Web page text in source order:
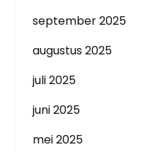
september 2025
augustus 2025
juli 2025
juni 2025
mei 2025